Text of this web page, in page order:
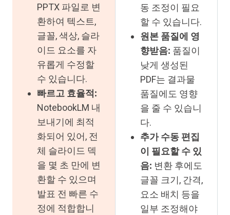
PPTX 파일로 변
환하여 텍스트,
글꼴, 색상, 슬라
이드 요소를 자
유롭게 수정할
수 있습니다.
빠르고 효율적:
NotebookLM 내
보내기에 최적
화되어 있어, 전
체 슬라이드 덱
을 몇 초 만에 변
환할 수 있으며
발표 전 빠른 수
정에 적합합니
동 조정이 필요
할 수 있습니다.
원본 품질에 영
향받음: 품질이
낮게 생성된
PDF는 결과물
품질에도 영향
을 줄 수 있습니
다.
추가 수동 편집
이 필요할 수 있
음: 변환 후에도
글꼴 크기, 간격,
요소 배치 등을
일부 조정해야